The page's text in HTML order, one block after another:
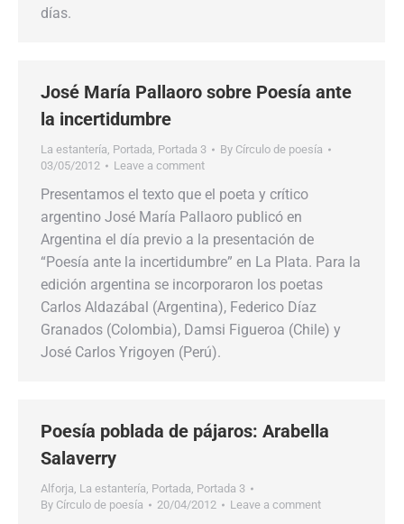
días.
José María Pallaoro sobre Poesía ante
la incertidumbre
La estantería, Portada, Portada 3 By Círculo de poesía
03/05/2012
Leave a comment
Presentamos el texto que el poeta y crítico
argentino José María Pallaoro publicó en
Argentina el día previo a la presentación de
“Poesía ante la incertidumbre” en La Plata. Para la
edición argentina se incorporaron los poetas
Carlos Aldazábal (Argentina), Federico Díaz
Granados (Colombia), Damsi Figueroa (Chile) y
José Carlos Yrigoyen (Perú).
Poesía poblada de pájaros: Arabella
Salaverry
Alforja, La estantería, Portada, Portada 3
By Círculo de poesía 20/04/2012 Leave a comment